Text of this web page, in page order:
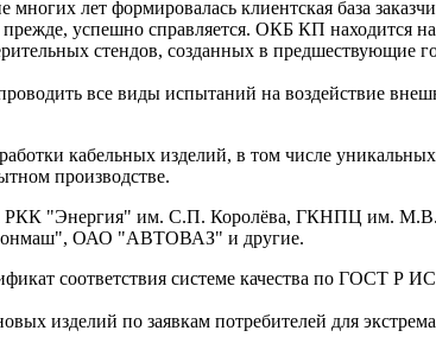
многих лет формировалась клиентская база
успешно справляется. ОКБ КП находится
стендов, созданных в предшествующие
все виды испытаний на воздействие
кабельных изделий, в том числе
производстве.
РКК "Энергия" им. С.П. Королёва, ГКНПЦ им.
ОАО "АВТОВАЗ" и другие.
соответствия системе качества по ГОСТ Р
изделий по заявкам потребителей для